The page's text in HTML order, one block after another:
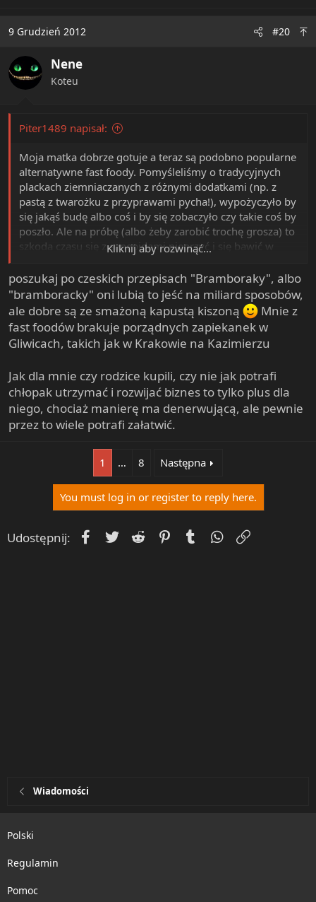
9 Grudzień 2012 #20
Nene
Koteu
Piter1489 napisał:
Moja matka dobrze gotuje a teraz są podobno popularne
alternatywne fast foody. Pomyśleliśmy o tradycyjnych
plackach ziemniaczanych z różnymi dodatkami (np. z
pastą z twarożku z przyprawami pycha!), wypożyczyło by
się jakąś budę albo coś i by się zobaczyło czy takie coś by
poszło. Ale na próbę (albo żeby zarobić trochę grosza) to
szkoda czasu się z sanepidami pieprzyć i się bawić w
Kliknij aby rozwinąć...
poszukaj po czeskich przepisach "Bramboraky", albo
"bramboracky" oni lubią to jeść na miliard sposobów,
ale dobre są ze smażoną kapustą kiszoną
Mnie z
fast foodów brakuje porządnych zapiekanek w
Gliwicach, takich jak w Krakowie na Kazimierzu
Jak dla mnie czy rodzice kupili, czy nie jak potrafi
chłopak utrzymać i rozwijać biznes to tylko plus dla
niego, chociaż manierę ma denerwującą, ale pewnie
przez to wiele potrafi załatwić.
1 … 8 Następna
You must log in or register to reply here.
Udostępnij: Facebook
Twitter Reddit PinterestTumblrWhatsApp
Wiadomości
Polski
Regulamin
Pomoc